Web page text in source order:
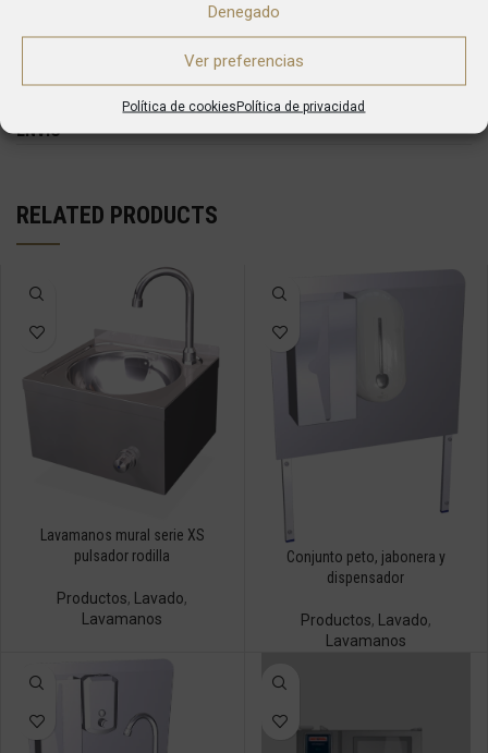
Denegado
Ver preferencias
Política de cookiesPolítica de privacidad
Además, ofrecemos varias opciones especiales
que se adaptan a los requerimientos más
específicos de su cocina.
ENVÍO
RELATED PRODUCTS
Lavamanos mural serie XS
pulsador rodilla
Productos, Lavado,
Lavamanos
Conjunto peto, jabonera y
dispensador
Productos, Lavado,
Lavamanos